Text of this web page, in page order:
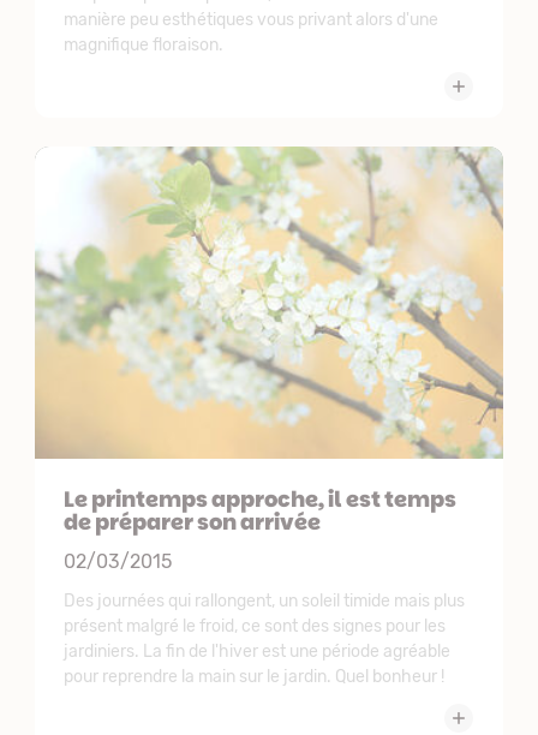
manière peu esthétiques vous privant alors d'une
magnifique floraison.
Le printemps approche, il est temps
de préparer son arrivée
02/03/2015
Des journées qui rallongent, un soleil timide mais plus
présent malgré le froid, ce sont des signes pour les
jardiniers. La fin de l'hiver est une période agréable
pour reprendre la main sur le jardin. Quel bonheur !